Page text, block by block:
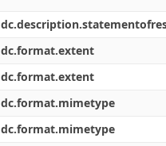
dc.format.extent
dc.format.extent
dc.format.mimetype
dc.format.mimetype